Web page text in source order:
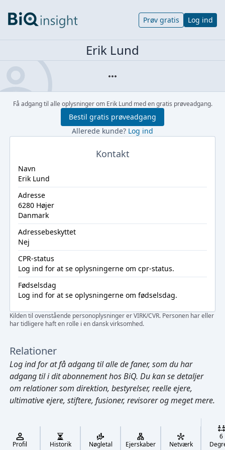
Cmd/Ctrl + K
Prøv gratis Log ind
Erik Lund
Få adgang til alle oplysninger om Erik Lund med en gratis prøveadgang.
Bestil gratis prøveadgang
Allerede kunde? Log ind
Kontakt
Navn
Erik Lund
Adresse
6280 Højer
Danmark
Adressebeskyttet
Nej
CPR-status
Log ind for at se oplysningerne om cpr-status.
Fødselsdag
Log ind for at se oplysningerne om fødselsdag.
Kilden til ovenstående personoplysninger er VIRK/CVR. Personen har eller
har tidligere haft en rolle i en dansk virksomhed.
Relationer
Log indfor at få adgang til alle de faner, som du har
adgang til i dit abonnement hos BiQ. Du kan se detaljer
om relationer som direktion, bestyrelser, reelle ejere,
ultimative ejere, stiftere, fusioner, revisorer og meget mere.
Profil Historik Nøgletal Ejerskaber Netværk
6